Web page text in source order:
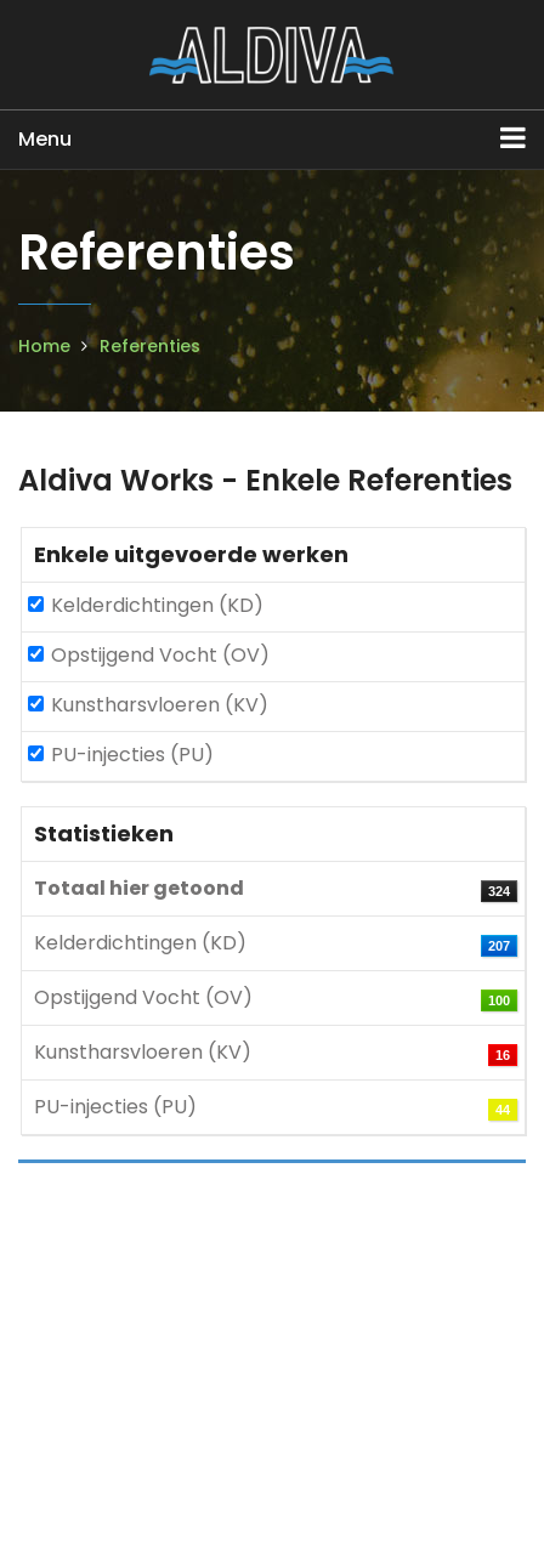
Menu
Referenties
Home Referenties
Aldiva Works - Enkele Referenties
Enkele uitgevoerde werken
Kelderdichtingen (KD)
Opstijgend Vocht (OV)
Kunstharsvloeren (KV)
PU-injecties (PU)
Statistieken
Totaal hier getoond 324
Kelderdichtingen (KD) 207
Opstijgend Vocht (OV) 100
Kunstharsvloeren (KV) 16
PU-injecties (PU) 44